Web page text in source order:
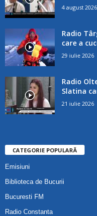
4 august 2026
Radio
care a
29 iulie 2026
Radio
Slatina
21 iulie 2026
CATEGORIE POPULARĂ
Emisiuni
Biblioteca de Bucurii
Bucuresti FM
Radio Constanta